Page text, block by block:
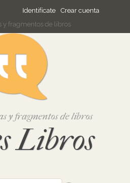
Identifícate Crear cuenta
y fragmentos de libros
y fragmentos de libros
Libros